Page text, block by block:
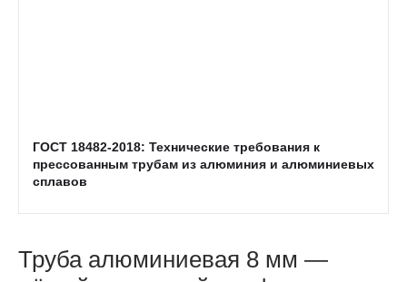
ГОСТ 18482-2018: Технические требования к
прессованным трубам из алюминия и алюминиевых
сплавов
Труба алюминиевая 8 мм —